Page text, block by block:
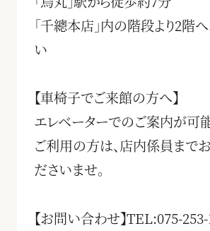
「千總本店」内の階段より2階
い
【車椅子でご来館の方へ】
エレベーターでのご案内が可能
ご利用の方は、店内係員まで
ださいませ。
【お問い合わせ】TEL:075-